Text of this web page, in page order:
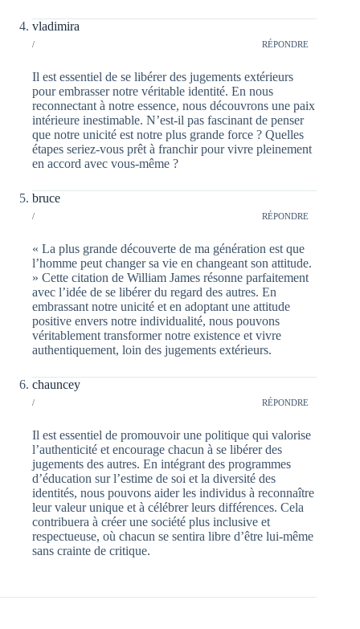
vladimira
/ RÉPONDRE
Il est essentiel de se libérer des jugements extérieurs
pour embrasser notre véritable identité. En nous
reconnectant à notre essence, nous découvrons une paix
intérieure inestimable. N’est-il pas fascinant de penser
que notre unicité est notre plus grande force ? Quelles
étapes seriez-vous prêt à franchir pour vivre pleinement
en accord avec vous-même ?
bruce
/ RÉPONDRE
« La plus grande découverte de ma génération est que
l’homme peut changer sa vie en changeant son attitude.
» Cette citation de William James résonne parfaitement
avec l’idée de se libérer du regard des autres. En
embrassant notre unicité et en adoptant une attitude
positive envers notre individualité, nous pouvons
véritablement transformer notre existence et vivre
authentiquement, loin des jugements extérieurs.
chauncey
/ RÉPONDRE
Il est essentiel de promouvoir une politique qui valorise
l’authenticité et encourage chacun à se libérer des
jugements des autres. En intégrant des programmes
d’éducation sur l’estime de soi et la diversité des
identités, nous pouvons aider les individus à reconnaître
leur valeur unique et à célébrer leurs différences. Cela
contribuera à créer une société plus inclusive et
respectueuse, où chacun se sentira libre d’être lui-même
sans crainte de critique.